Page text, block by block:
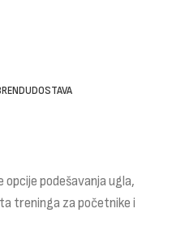
DOSTAVA
opcije podešavanja ugla,
treninga za početnike i